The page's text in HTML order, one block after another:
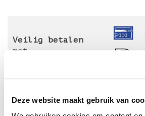
Deze website maakt gebruik van
Veilig betalen
met